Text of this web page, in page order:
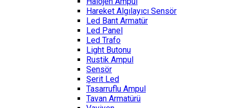
Hareket Algılayıcı Sensör
Led Bant Armatür
Led Panel
Led Trafo
Light Butonu
Rustik Ampul
Sensör
Şerit Led
Tasarruflu Ampul
Tavan Armatürü